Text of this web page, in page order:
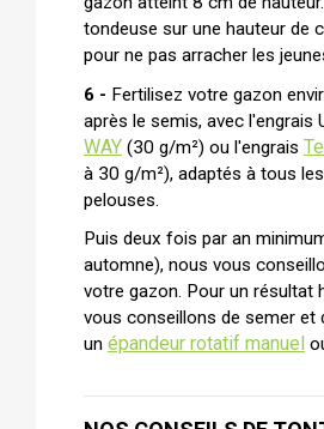
tondeuse sur une hauteur de
pour ne pas arracher les
6 - Fertilisez votre gazon
après le semis, avec l'engrais
WAY (30 g/m²) ou l'engrais
à 30 g/m²), adaptés à tous
pelouses.
Puis deux fois par an
automne), nous vous
votre gazon. Pour un résultat
vous conseillons de semer et
un épandeur rotatif manuel